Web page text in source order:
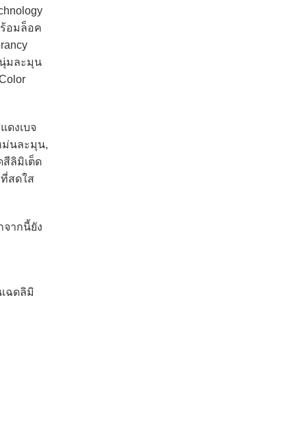
อมล็อค
นุ่มละมุน
งเบจ
ม่นละมุน,
สีลิมิเต็ด
สดใส
ากนี้ยัง
ฉดลิมิ